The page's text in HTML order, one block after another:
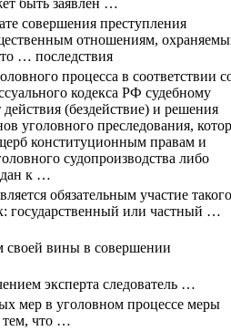
быть заявлен …
совершения преступления
отношениям,
… последствия
процесса в соответствии
кодекса РФ судебному
(бездействие) и решения
уголовного преследования,
конституционным правам и
судопроизводства либо
к …
обязательным участие такого
государственный или частный …
вины в совершении
эксперта следователь …
мер в уголовном процессе меры
тем, что …